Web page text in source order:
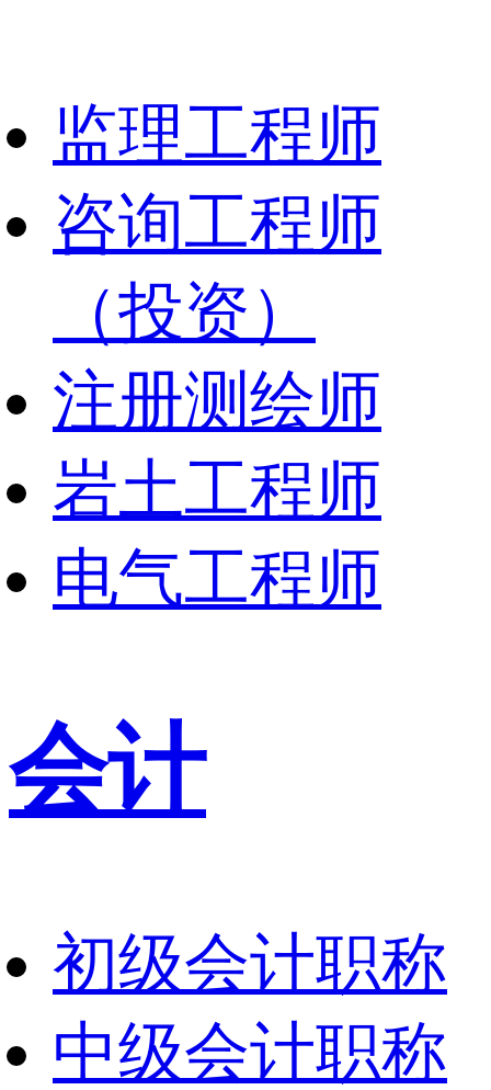
监理工程师
咨询工程师
（投资）
注册测绘师
岩土工程师
电气工程师
会计
初级会计职称
中级会计职称